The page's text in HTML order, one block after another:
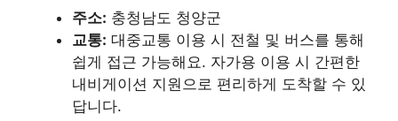
주소: 충청남도 청양군
교통: 대중교통 이용 시 전철 및 버스를 통해
쉽게 접근 가능해요. 자가용 이용 시 간편한
내비게이션 지원으로 편리하게 도착할 수 있
답니다.